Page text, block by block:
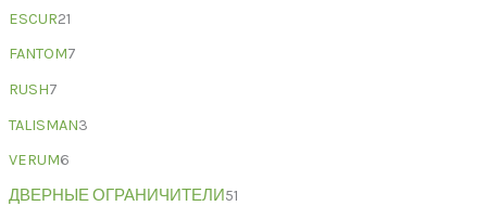
ESCUR21
FANTOM7
RUSH7
TALISMAN3
VERUM6
ДВЕРНЫЕ ОГРАНИЧИТЕЛИ51